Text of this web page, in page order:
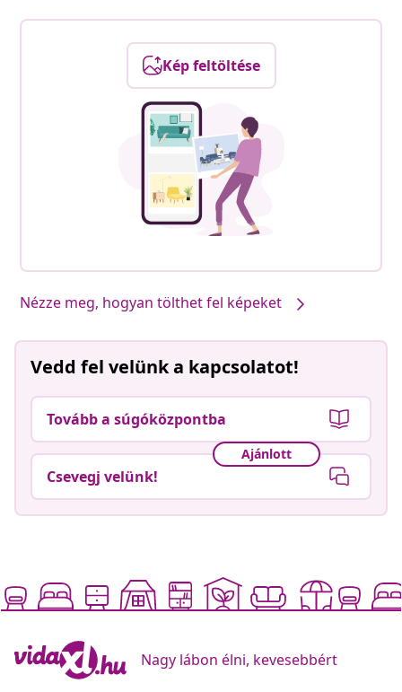
Kép feltöltése
Nézze meg, hogyan tölthet fel képeket
Vedd fel velünk a kapcsolatot!
Tovább a súgóközpontba
Ajánlott
Csevegj velünk!
Nagy lábon élni, kevesebbért